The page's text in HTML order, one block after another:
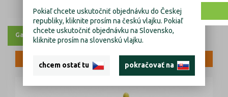
Anténa - natáčecí ABFKIT 433,9 MHz
Galerie
VÝPRODEJ
Pokiaľ chcete uskutočniť objednávku do Českej
republiky, kliknite prosím na českú vlajku. Pokiaľ
chcete uskutočniť objednávku na Slovensko,
kliknite prosím na slovenskú vlajku.
chcem ostať tu pokračovať na